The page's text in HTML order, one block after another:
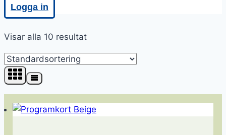
Logga in
Visar alla 10 resultat